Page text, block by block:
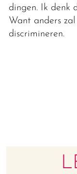
dingen. Ik denk
Want anders
discrimineren.